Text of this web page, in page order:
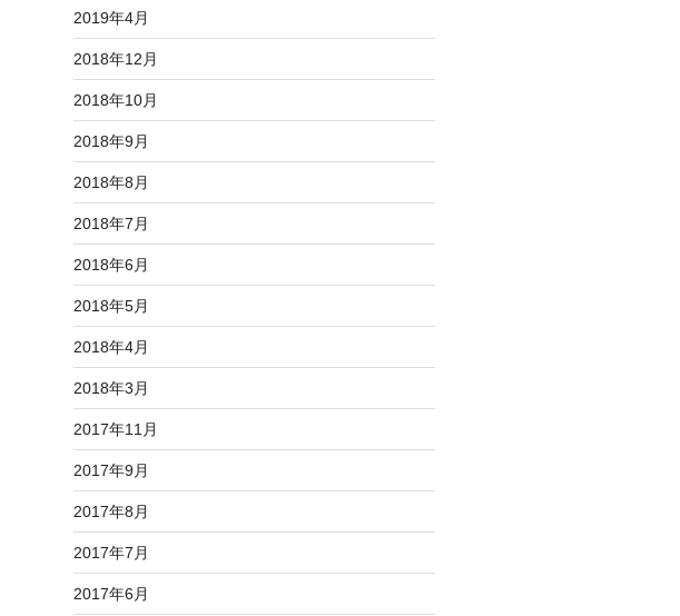
2019年4月
2018年12月
2018年10月
2018年9月
2018年8月
2018年7月
2018年6月
2018年5月
2018年4月
2018年3月
2017年11月
2017年9月
2017年8月
2017年7月
2017年6月